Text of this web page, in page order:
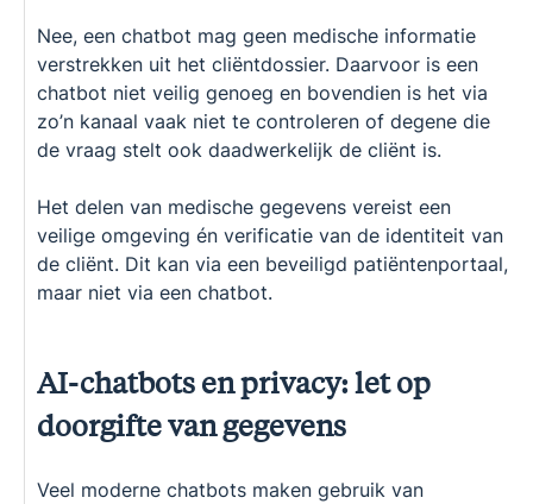
Nee, een chatbot mag geen medische informatie
verstrekken uit het cliëntdossier. Daarvoor is een
chatbot niet veilig genoeg en bovendien is het via
zo’n kanaal vaak niet te controleren of degene die
de vraag stelt ook daadwerkelijk de cliënt is.
Het delen van medische gegevens vereist een
veilige omgeving én verificatie van de identiteit van
de cliënt. Dit kan via een beveiligd patiëntenportaal,
maar niet via een chatbot.
AI-chatbots en privacy: let op
doorgifte van gegevens
Veel moderne chatbots maken gebruik van